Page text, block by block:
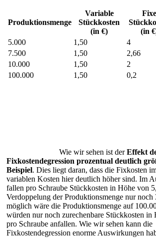
Produktionsmenge
Variable
Stückkosten
(in €)
Fixe
(in
5.000
1,50 4
7.500
1,50 2,66
10.000
1,50 2
100.000
1,50 0,2
Wie wir sehen ist derEffekt
Fixkostendegression prozentual deutlich
Beispiel. Dies liegt daran, dass die Fixkosten
variablen Kosten hier deutlich höher sind. Im
fallen pro Schraube Stückkosten in Höhe von
Verdoppelung der Produktionsmenge nur noch
möglich wäre die Produktionsmenge auf
würden nur noch zurechenbare Stückkosten in
pro Schraube anfallen. Wie wir sehen kann die
Fixkostendegression enorme Auswirkungen